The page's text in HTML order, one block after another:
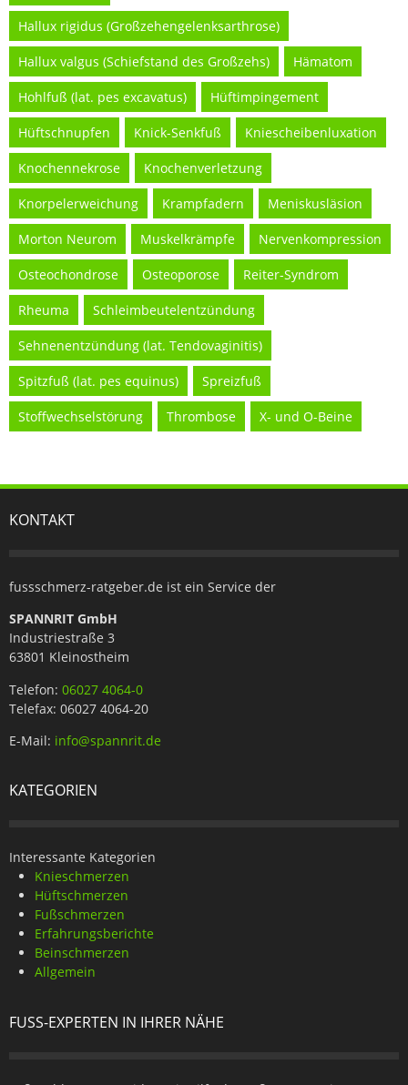
Hallux rigidus (Großzehengelenksarthrose)
Hallux valgus (Schiefstand des Großzehs) Hämatom
Hohlfuß (lat. pes excavatus) Hüftimpingement
Hüftschnupfen Knick-Senkfuß Kniescheibenluxation
Knochennekrose Knochenverletzung
Knorpelerweichung Krampfadern Meniskusläsion
Morton Neurom Muskelkrämpfe Nervenkompression
Osteochondrose Osteoporose Reiter-Syndrom
Rheuma Schleimbeutelentzündung
Sehnenentzündung (lat. Tendovaginitis)
Spitzfuß (lat. pes equinus) Spreizfuß
Stoffwechselstörung Thrombose X- und O-Beine
KONTAKT
fussschmerz-ratgeber.de ist ein Service der
SPANNRIT GmbH
Industriestraße 3
63801 Kleinostheim
Telefon: 06027 4064-0
Telefax: 06027 4064-20
E-Mail: info@spannrit.de
KATEGORIEN
Interessante Kategorien
Knieschmerzen
Hüftschmerzen
Fußschmerzen
Erfahrungsberichte
Beinschmerzen
Allgemein
FUSS-EXPERTEN IN IHRER NÄHE